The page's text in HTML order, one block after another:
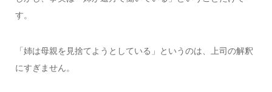
す。
「姉は母親を見捨てようとしている」というのは、上司の解釈
にすぎません。